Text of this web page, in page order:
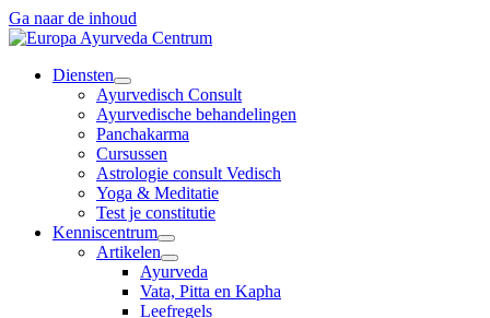
Ga naar de inhoud
Diensten
Ayurvedisch Consult
Ayurvedische behandelingen
Panchakarma
Cursussen
Astrologie consult Vedisch
Yoga & Meditatie
Test je constitutie
Kenniscentrum
Artikelen
Ayurveda
Vata, Pitta en Kapha
Leefregels